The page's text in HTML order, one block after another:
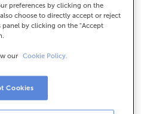
e
preferences by clicking on the
choose to directly accept or reject
by clicking on the "Accept
our Cookie Policy.
Cookies